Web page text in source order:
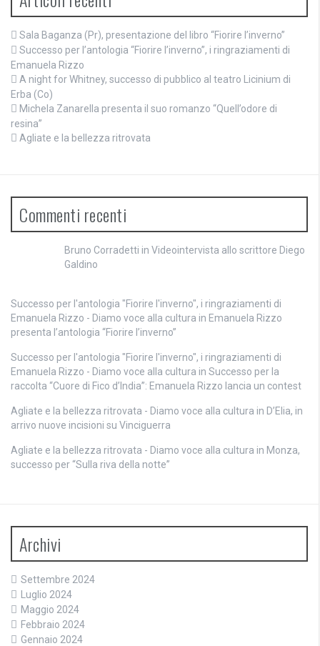
Sala Baganza (Pr), presentazione del libro “Fiorire l’inverno”
Successo per l’antologia “Fiorire l’inverno”, i ringraziamenti di
Emanuela Rizzo
A night for Whitney, successo di pubblico al teatro Licinium di
Erba (Co)
Michela Zanarella presenta il suo romanzo “Quell’odore di
resina”
Agliate e la bellezza ritrovata
Commenti recenti
Bruno Corradetti in Videointervista allo scrittore Diego
Galdino
Successo per l'antologia "Fiorire l'inverno", i ringraziamenti di
Emanuela Rizzo - Diamo voce alla cultura in Emanuela Rizzo
presenta l’antologia “Fiorire l’inverno”
Successo per l'antologia "Fiorire l'inverno", i ringraziamenti di
Emanuela Rizzo - Diamo voce alla cultura in Successo per la
raccolta “Cuore di Fico d’India”: Emanuela Rizzo lancia un contest
Agliate e la bellezza ritrovata - Diamo voce alla cultura in D’Elia, in
arrivo nuove incisioni su Vinciguerra
Agliate e la bellezza ritrovata - Diamo voce alla cultura in Monza,
successo per “Sulla riva della notte”
Archivi
Settembre 2024
Luglio 2024
Maggio 2024
Febbraio 2024
Gennaio 2024